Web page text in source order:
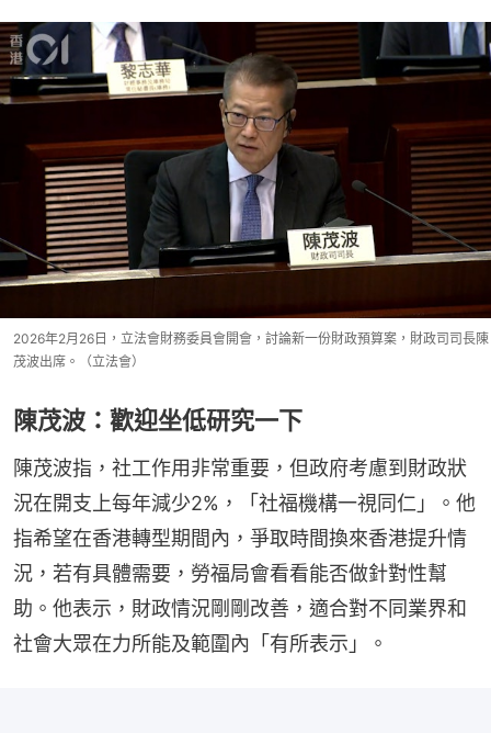
2026年2月26日，立法會財務委員會開會，討論新一份財政預算案，財政司司長陳
茂波出席。（立法會）
陳茂波：歡迎坐低研究一下
陳茂波指，社工作用非常重要，但政府考慮到財政狀
況在開支上每年減少2%，「社福機構一視同仁」。他
指希望在香港轉型期間內，爭取時間換來香港提升情
況，若有具體需要，勞福局會看看能否做針對性幫
助。他表示，財政情況剛剛改善，適合對不同業界和
社會大眾在力所能及範圍內「有所表示」。